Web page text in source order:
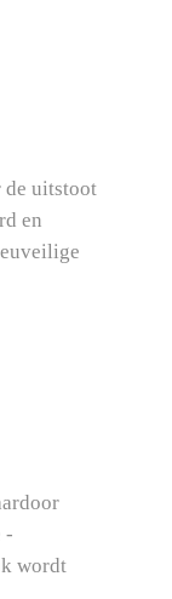
de uitstoot
en
-
wordt